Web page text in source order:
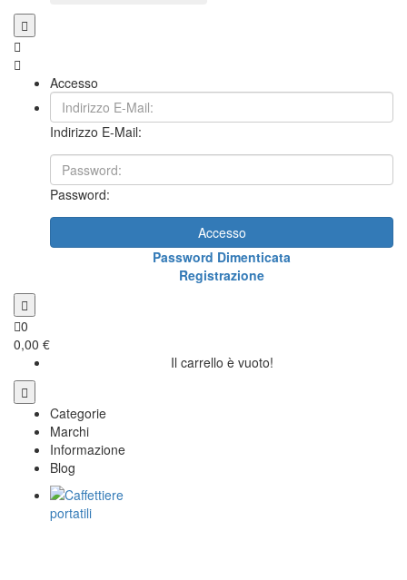
Accesso
Indirizzo E-Mail:
Password:
Accesso
Password Dimenticata
Registrazione
0
0,00 €
Il carrello è vuoto!
Categorie
Marchi
Informazione
Blog